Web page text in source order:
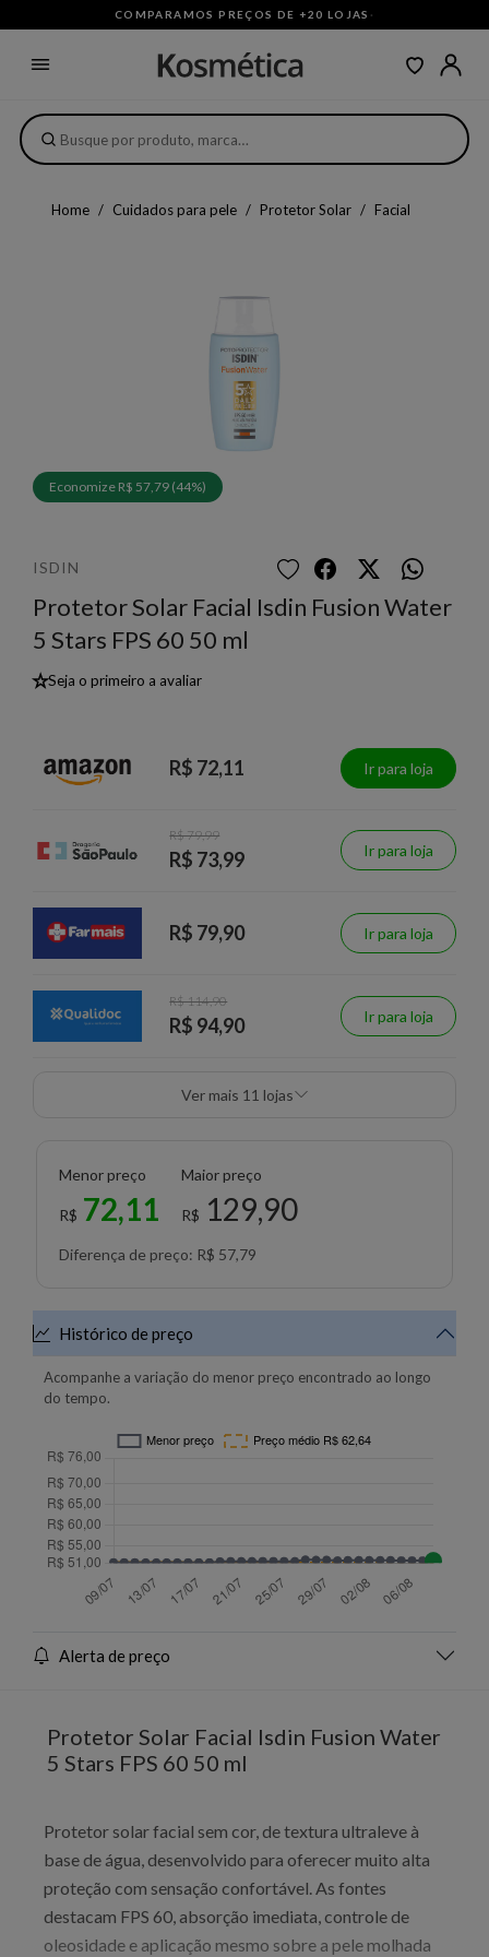
COMPARAMOS PREÇOS DE +20 LOJAS ·
Home Cuidados para pele Protetor Solar Facial
Economize R$ 57,79 (44%)
ISDIN
Protetor Solar Facial Isdin Fusion Water
5 Stars FPS 60 50 ml
★Seja o primeiro a avaliar
R$ 72,11 Ir para loja
R$ 79,99
R$ 73,99 Ir para loja
R$ 79,90 Ir para loja
R$ 114,90
R$ 94,90 Ir para loja
Ver mais 11 lojas
Menor preço
R$ 72,11
Maior preço
R$ 129,90
Diferença de preço: R$ 57,79
Histórico de preço
Acompanhe a variação do menor preço encontrado ao longo
do tempo.
Alerta de preço
Protetor Solar Facial Isdin Fusion Water
5 Stars FPS 60 50 ml
Protetor solar facial sem cor, de textura ultraleve à
base de água, desenvolvido para oferecer muito alta
proteção com sensação confortável. As fontes
destacam FPS 60, absorção imediata, controle de
oleosidade e aplicação mesmo sobre a pele molhada